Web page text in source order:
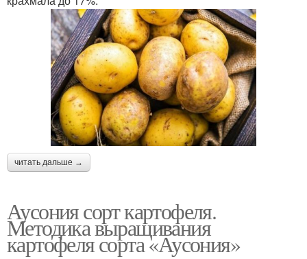
читать дальше →
Аусония сорт картофеля.
Методика выращивания
картофеля сорта «Аусония»